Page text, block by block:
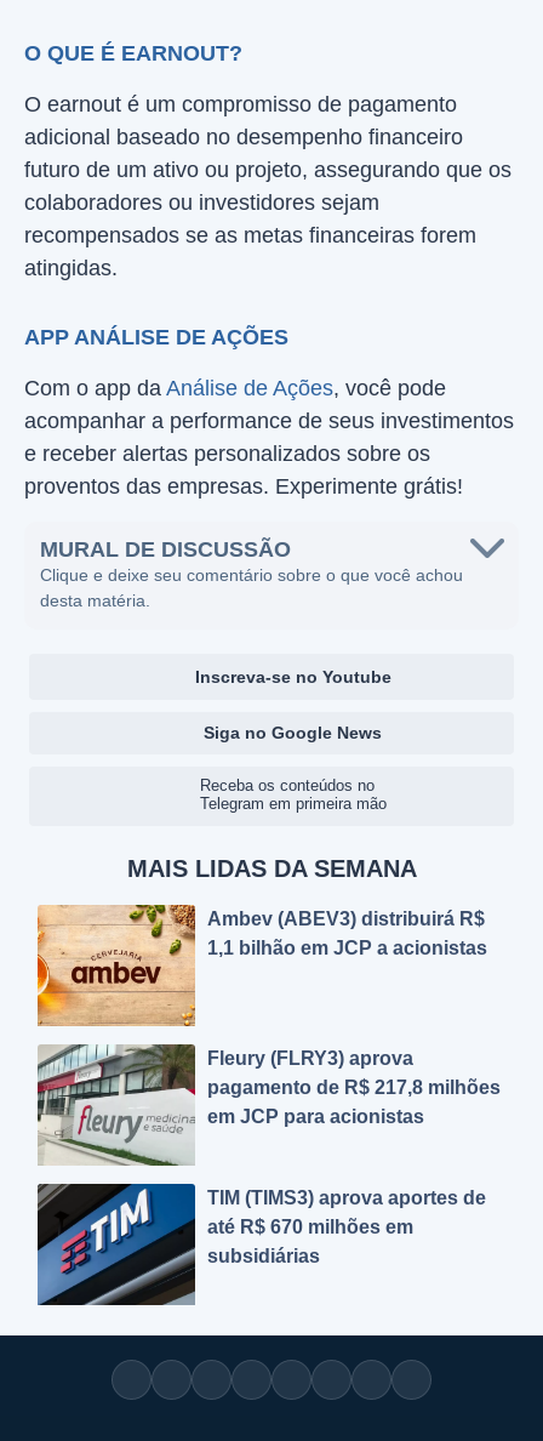
O QUE É EARNOUT?
O earnout é um compromisso de pagamento
adicional baseado no desempenho financeiro
futuro de um ativo ou projeto, assegurando que os
colaboradores ou investidores sejam
recompensados se as metas financeiras forem
atingidas.
APP ANÁLISE DE AÇÕES
Com o app da Análise de Ações, você pode
acompanhar a performance de seus investimentos
e receber alertas personalizados sobre os
proventos das empresas. Experimente grátis!
MURAL DE DISCUSSÃO
Clique e deixe seu comentário sobre o que você achou
desta matéria.
Inscreva-se no Youtube
Siga no Google News
Receba os conteúdos no
Telegram em primeira mão
MAIS LIDAS DA SEMANA
Ambev (ABEV3) distribuirá R$
1,1 bilhão em JCP a acionistas
Fleury (FLRY3) aprova
pagamento de R$ 217,8 milhões
em JCP para acionistas
TIM (TIMS3) aprova aportes de
até R$ 670 milhões em
subsidiárias